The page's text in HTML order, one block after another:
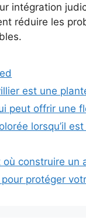
intégration
réduire les
est une
peut offrir une
lorsqu’il
où construire un
protéger